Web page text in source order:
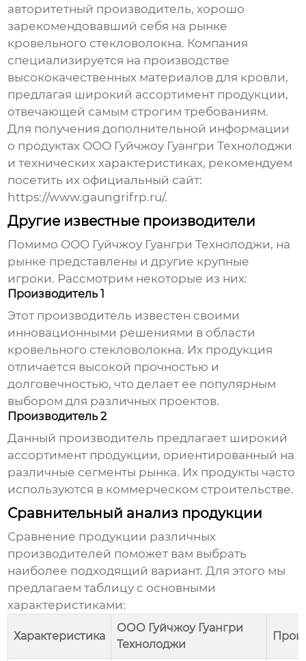
авторитетный производитель, хорошо
зарекомендовавший себя на рынке
кровельного стекловолокна. Компания
специализируется на производстве
высококачественных материалов для кровли,
предлагая широкий ассортимент продукции,
отвечающей самым строгим требованиям.
Для получения дополнительной информации
о продуктах ООО Гуйчжоу Гуангри Технолоджи
и технических характеристиках, рекомендуем
посетить их официальный сайт:
https://www.gaungrifrp.ru/.
Другие известные производители
Помимо ООО Гуйчжоу Гуангри Технолоджи, на
рынке представлены и другие крупные
игроки. Рассмотрим некоторые из них:
Производитель 1
Этот производитель известен своими
инновационными решениями в области
кровельного стекловолокна. Их продукция
отличается высокой прочностью и
долговечностью, что делает ее популярным
выбором для различных проектов.
Производитель 2
Данный производитель предлагает широкий
ассортимент продукции, ориентированный на
различные сегменты рынка. Их продукты часто
используются в коммерческом строительстве.
Сравнительный анализ продукции
Сравнение продукции различных
производителей поможет вам выбрать
наиболее подходящий вариант. Для этого мы
предлагаем таблицу с основными
характеристиками:
Характеристика
ООО Гуйчжоу Гуангри
Технолоджи